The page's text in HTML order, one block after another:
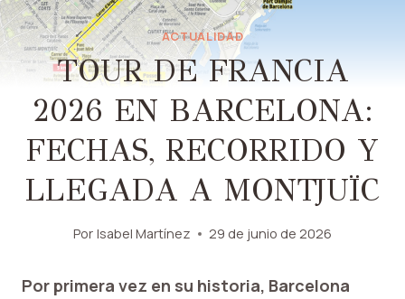
ACTUALIDAD
TOUR DE FRANCIA
2026 EN BARCELONA:
FECHAS, RECORRIDO Y
LLEGADA A MONTJUÏC
Por Isabel Martínez 29 de junio de 2026
Por primera vez en su historia, Barcelona